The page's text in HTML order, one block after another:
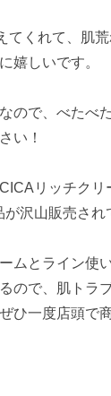
てくれて、肌
嬉しいです。
ので、べたべ
い！
リッチクリ
沢山販売され
ムとライン使
ので、肌トラ
ひ一度店頭で